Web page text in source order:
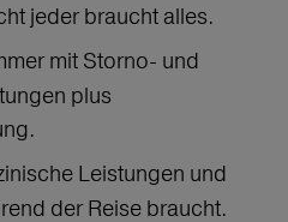
jeder braucht alles.
mit Storno‑ und
plus
Leistungen und
der Reise braucht.